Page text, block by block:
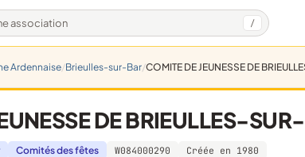
association /
Ardennaise Brieulles-sur-Bar COMITE DE JEUNESSE DE
DE BRIEULLES-
Comités des fêtes W084000290 Créée en 1980